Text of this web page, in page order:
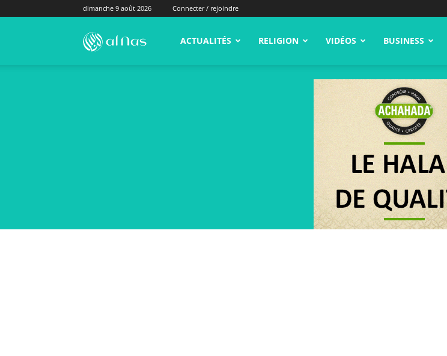
dimanche 9 août 2026 Connecter / rejoindre
alNas.fr ACTUALITÉS RELIGION VIDÉOS BUSINESS